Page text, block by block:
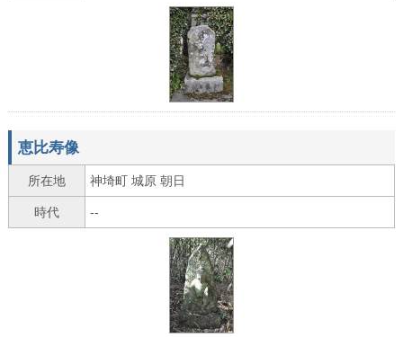
恵比寿像
所在地 神埼町 城原 朝日
時代 --